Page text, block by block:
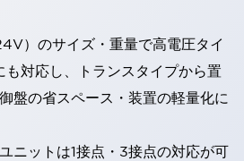
）のサイズ・重量で高電圧タイ
対応し、トランスタイプから置
盤の省スペース・装置の軽量化に
ニットは1接点・3接点の対応が可